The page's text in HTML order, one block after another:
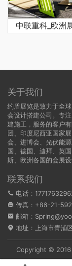
中联重科_欧洲
关于我们
约盾展览是致力于全
会设计搭建公司。专
建施工，服务的客户
团、印度尼西亚国家
会、进博会、光伏能
国
德国 、迪拜、英
斯、欧洲各国的会展设
联系我们
电话：
传真：+86-21-
邮箱：
地址：上海市青浦
Copyright © 2016